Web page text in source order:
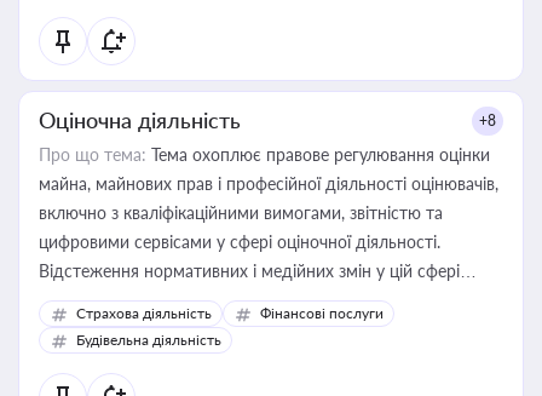
Оціночна діяльність +8
Про що тема: Тема охоплює правове регулювання оцінки
майна, майнових прав і професійної діяльності оцінювачів,
включно з кваліфікаційними вимогами, звітністю та
цифровими сервісами у сфері оціночної діяльності.
Відстеження нормативних і медійних змін у цій сфері
корисне для власника бізнесу, керівника, юриста або
бухгалтера під час оподаткування, приватизації, оренди
державного майна, корпоративних угод і перевірки
статусу суб'єктів оціночної діяльності
Страхова діяльність
Фінансові послуги
Будівельна діяльність